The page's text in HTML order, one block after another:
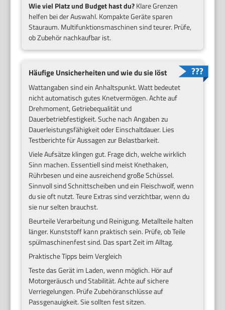
Wie viel Platz und Budget hast du?Klare Grenzen
helfen bei der Auswahl. Kompakte Geräte sparen
Stauraum. Multifunktionsmaschinen sind teurer. Prüfe,
ob Zubehör nachkaufbar ist.
Häufige Unsicherheiten und wie du sie löst
Wattangaben sind ein Anhaltspunkt. Watt bedeutet
nicht automatisch gutes Knetvermögen. Achte auf
Drehmoment, Getriebequalität und
Dauerbetriebfestigkeit. Suche nach Angaben zu
Dauerleistungsfähigkeit oder Einschaltdauer. Lies
Testberichte für Aussagen zur Belastbarkeit.
Viele Aufsätze klingen gut. Frage dich, welche wirklich
Sinn machen. Essentiell sind meist Knethaken,
Rührbesen und eine ausreichend große Schüssel.
Sinnvoll sind Schnittscheiben und ein Fleischwolf, wenn
du sie oft nutzt. Teure Extras sind verzichtbar, wenn du
sie nur selten brauchst.
Beurteile Verarbeitung und Reinigung. Metallteile halten
länger. Kunststoff kann praktisch sein. Prüfe, ob Teile
spülmaschinenfest sind. Das spart Zeit im Alltag.
Praktische Tipps beim Vergleich
Teste das Gerät im Laden, wenn möglich. Hör auf
Motorgeräusch und Stabilität. Achte auf sichere
Verriegelungen. Prüfe Zubehöranschlüsse auf
Passgenauigkeit. Sie sollten fest sitzen.